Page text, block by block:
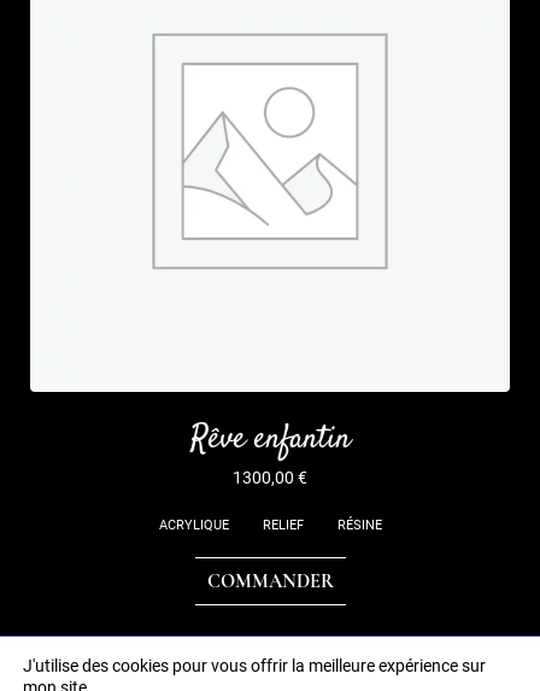
Rêve enfantin
1300,00 €
ACRYLIQUE RELIEF RÉSINE
COMMANDER
J'utilise des cookies pour vous offrir la meilleure expérience sur